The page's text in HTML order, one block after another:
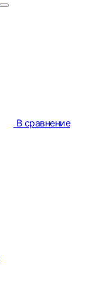
В сравнение